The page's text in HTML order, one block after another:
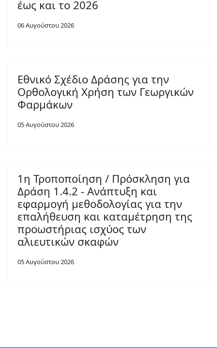
έως και το 2026
06 Αυγούστου 2026
Εθνικό Σχέδιο Δράσης για την
Ορθολογική Χρήση των Γεωργικών
Φαρμάκων
05 Αυγούστου 2026
1η Τροποποίηση / Πρόσκληση για
Δράση 1.4.2 - Ανάπτυξη και
εφαρμογή μεθοδολογίας για την
επαλήθευση και καταμέτρηση της
προωστήριας ισχύος των
αλιευτικών σκαφών
05 Αυγούστου 2026